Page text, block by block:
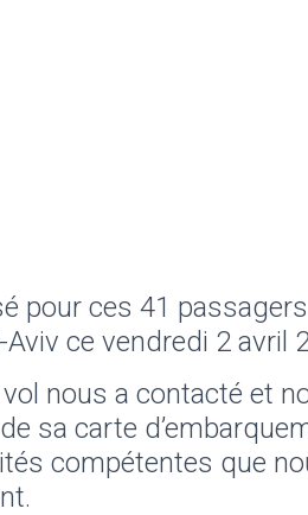
pour ces 41
ce vendredi 2 avril
nous a contacté et
sa carte
compétentes que